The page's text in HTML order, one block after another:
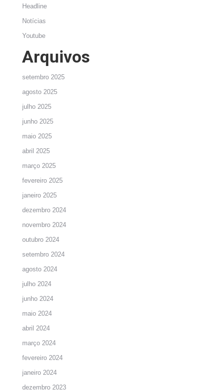
Headline
Notícias
Youtube
Arquivos
setembro 2025
agosto 2025
julho 2025
junho 2025
maio 2025
abril 2025
março 2025
fevereiro 2025
janeiro 2025
dezembro 2024
novembro 2024
outubro 2024
setembro 2024
agosto 2024
julho 2024
junho 2024
maio 2024
abril 2024
março 2024
fevereiro 2024
janeiro 2024
dezembro 2023